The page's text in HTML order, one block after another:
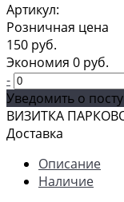
Артикул:
Розничная цена
150 руб.
Экономия 0 руб.
-
Уведомить о
ВИЗИТКА
Доставка
Описание
Наличие